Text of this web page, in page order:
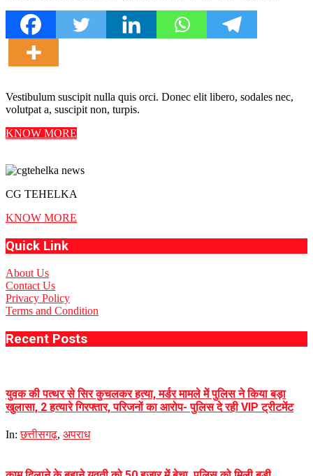
Vestibulum suscipit nulla quis orci. Donec elit libero, sodales nec,
volutpat a, suscipit non, turpis.
KNOW MORE
CG TEHELKA
KNOW MORE
Quick Link
About Us
Contact Us
Privacy Policy
Terms and Condition
Recent Posts
युवक की पत्थर से सिर कुचलकर हत्या, मर्डर मामले में पुलिस ने किया बड़ा
खुलासा, 2 हत्यारे गिरफ्तार, परिजनों का आरोप- पुलिस दे रही VIP ट्रीटमेंट
In: छत्तीसगढ़, अपराध